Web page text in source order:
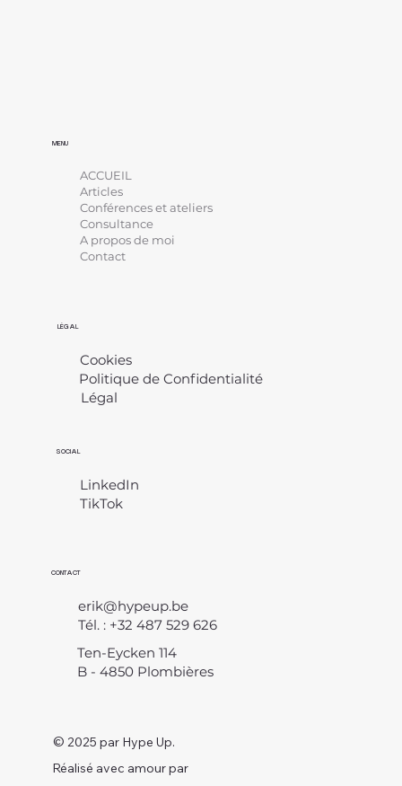
Réalisé avec amour par
LÉGAL
Cookies
Politique de Confidentialité
Légal
SOCIAL
LinkedIn
TikTok
CONTACT
erik@hypeup.be
Tél. : +32 487 529 626
Ten-Eycken 114
B - 4850 Plombières
MENU
ACCUEIL
Articles
Conférences et ateliers
Consultance
A propos de moi
Contact
© 2025 par Hype Up.